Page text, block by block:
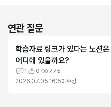
연관 질문
학습자료 링크가 있다는 노션은
어디에 있을까요?
1 0
775
2026.07.05 16:50 수정